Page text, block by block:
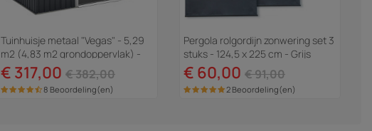
Tuinhuisje metaal "Vegas" - 5,29
m2 (4,83 m2 grondoppervlak) -
Grijs
€ 317,00 € 382,00
8 Beoordeling(en)
Pergola rolgordijn zonwering set 3
stuks - 124,5 x 225 cm - Grijs
antraciet
€ 60,00 € 91,00
2 Beoordeling(en)